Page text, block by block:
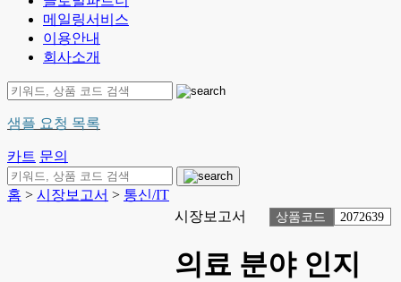
메일링서비스
이용안내
회사소개
샘플 요청 목록
카트 문의
홈 > 시장보고서 > 통신/IT
시장보고서
상품코드 2072639
의료 분야 인지